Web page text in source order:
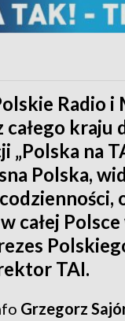
Radio
całego kraju
na
Polska,
całej
TAI.
Grzegorz